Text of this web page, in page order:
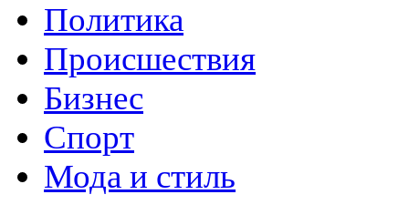
Политика
Происшествия
Бизнес
Спорт
Мода и стиль